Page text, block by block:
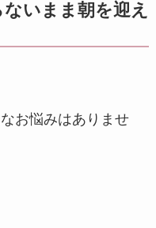
いまま朝を迎え
お悩みはありませ